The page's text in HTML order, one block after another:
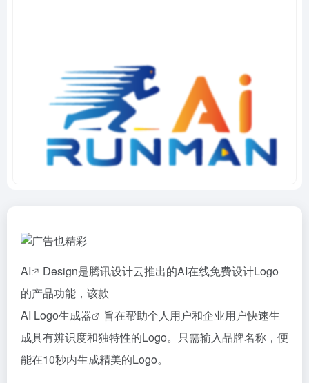
AI
Design是腾讯设计云推出的AI在线免费设计Logo
的产品功能，该款
AI Logo生成器
旨在帮助个人用户和企业用户快速生
成具有辨识度和独特性的Logo。只需输入品牌名称，便
能在10秒内生成精美的Logo。